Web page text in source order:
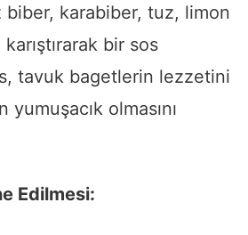
biber, karabiber, tuz, limon
bir sos
tavuk bagetlerin lezzetini
olmasını
Edilmesi: